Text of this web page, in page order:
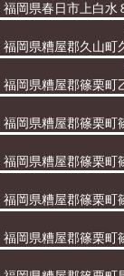
福岡県春日市上白水
福岡県糟屋郡久山町
福岡県糟屋郡篠栗町
福岡県糟屋郡篠栗町
福岡県糟屋郡篠栗町
福岡県糟屋郡篠栗町
福岡県糟屋郡篠栗町